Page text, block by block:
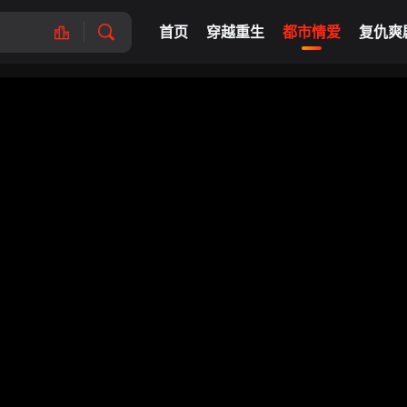
首页 穿越重生 都市情爱 复仇爽